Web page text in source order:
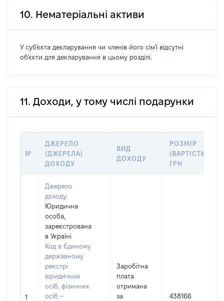
10. Нематеріальні активи
У суб'єкта декларування чи членів його сім'ї відсутні
об'єкти для декларування в цьому розділі.
11. Доходи, у тому числі подарунки
№
ДЖЕРЕЛО
(ДЖЕРЕЛА)
ДОХОДУ
ВИД
ДОХОДУ
РОЗМІР
(ВАРТІСТЬ),
ГРН
1
Джерело
доходу:
Юридична
особа,
зареєстрована
в Україні
Код в Єдиному
державному
реєстрі
юридичних
осіб, фізичних
осіб –
Заробітна
плата
отримана
за
438166